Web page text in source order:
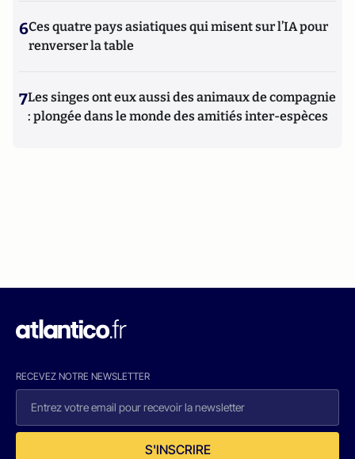
6Ces quatre pays asiatiques qui misent sur l’IA pour
renverser la table
7Les singes ont eux aussi des animaux de compagnie
: plongée dans le monde des amitiés inter-espèces
RECEVEZ NOTRE NEWSLETTER
S'INSCRIRE